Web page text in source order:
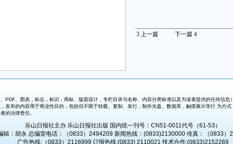
3上一篇 下一篇 4
、图表，标志，标识，商标、版面设计，专栏目录与名称、内容分类标准以及为读者提供的任何信息
发布的内容用于商业性目的，包括但不限于转载、复制、发行，制作光盘、数据库，触摸展示等行 为方
的法律责任。
乐山日报社主办 乐山日报社出版 国内统一刊号：CN51-0011代号（61-53）
辑：胡永 总编室电话：（0833）2494209 新闻热线：(0833)2130000 传真：（0833）
广告热线:（0833）2116999 订报热线:(0833) 2110021 技术合作:(0833)2152269